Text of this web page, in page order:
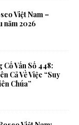
Việt Nam –
năm 2026
Vấn Số 448:
Cả Về Việc “Suy
Chúa”